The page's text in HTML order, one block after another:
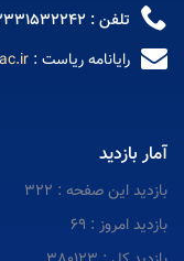
تلفن : 02331532242
رایانامه ریاست :
آمار بازدید
بازدید این صفحه : 322
بازدید امروز : 69